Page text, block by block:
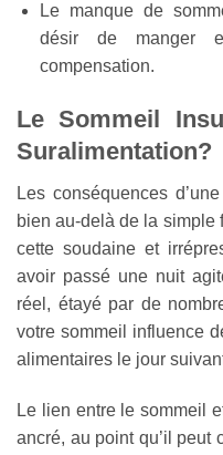
Le manque de
désir de manger
compensation.
Le Sommeil
Suralimentation?
Les conséquences
bien au-delà de la simple
cette soudaine et
avoir passé une nuit
réel, étayé par de
votre sommeil influence
alimentaires le jour
Le lien entre le sommeil
ancré, au point qu’il peut